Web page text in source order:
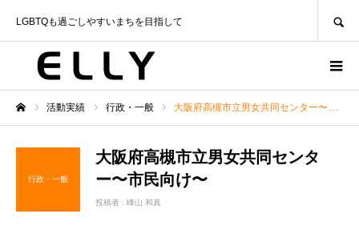
LGBTQも過ごしやすいまちを目指して
活動実績 行政・一般 大阪府高槻市立男女共同センター〜市民向け〜
行政・一般
大阪府高槻市立男女共同センタ
ー〜市民向け〜
投稿者 : 峰山 和真